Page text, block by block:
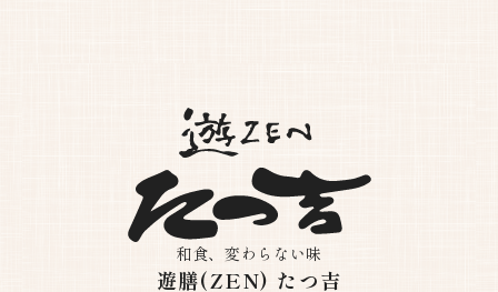
和食、変わらない味
遊膳(ZEN) たつ吉